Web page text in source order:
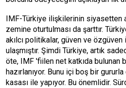
IMF-Türkiye ilişkilerinin siyasetten
zemine oturtulması da şarttır.
akılcı politikalar, güven ve
ulaşmıştır. Şimdi Türkiye, artık
öte, IMF 'fiilen net katkıda bulunan
hazırlanıyor. Bunu içi boş bir
kasası ile yapıyor. Bu önemlidir.